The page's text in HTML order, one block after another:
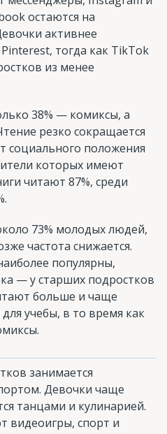
остаются на
активнее
тогда как TikTok
из менее
38% — комиксы, а
резко сокращается
социального положения
которых имеют
читают 87%, среди
73% молодых людей,
частота снижается.
популярны,
— у старших подростков
больше и чаще
учебы, в то время как
занимается
Девочки чаще
танцами и кулинарией.
видеоигры, спорт и